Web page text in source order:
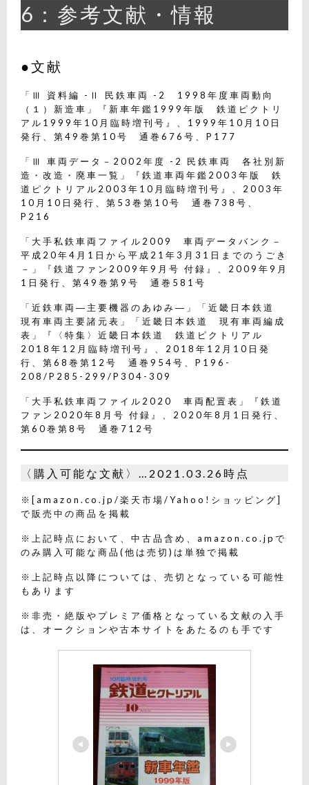
6：参考文献・情報
●文献
「Ⅲ 資料編 -Ⅱ 民鉄車両 -2 1998年度車両動向
（１）新造車」『新車年鑑1999年版 鉄道ピクトリ
アル1999年10月臨時増刊号』、1999年10月10日
発行、第49巻第10号 通巻676号、P177
「Ⅲ 車両データ－2002年度 -2 民鉄車両 各社別新
造・改造・廃車一覧」『鉄道車両年鑑2003年版 鉄
道ピクトリアル2003年10月臨時増刊号』、2003年
10月10日発行、第53巻第10号 通巻738号、
P216
「大手私鉄車両ファイル2009 車両データバンク－
平成20年4月1日から平成21年3月31日までのうごき
－」『鉄道ファン2009年9月号 付録』、2009年9月
1日発行、第49巻第9号 通巻581号
「近鉄車両―主要機器のあゆみ―」「近畿日本鉄道
現有車両主要諸元表」「近畿日本鉄道 現有車両編成
表」『〈特集〉近畿日本鉄道 鉄道ピクトリアル
2018年12月臨時増刊号』、2018年12月10日発
行、第68巻第12号 通巻954号、P196-
208/P285-299/P304-309
「大手私鉄車両ファイル2020 車両配置表」『鉄道
ファン2020年8月号 付録』、2020年8月1日発行、
第60巻第8号 通巻712号
〈購入可能な文献〉…2021.03.26時点
※[amazon.co.jp/楽天市場/Yahoo!ショッピング]
で販売中の商品を掲載
※上記時点において、中古品含め、amazon.co.jpで
のみ購入可能な商品(他は売切)は単独で掲載
※上記時点以降については、売切となっている可能性
もあります
※非売・絶版やプレミア価格となっている文献の入手
は、オークションや古本サイトをあたるのも手です